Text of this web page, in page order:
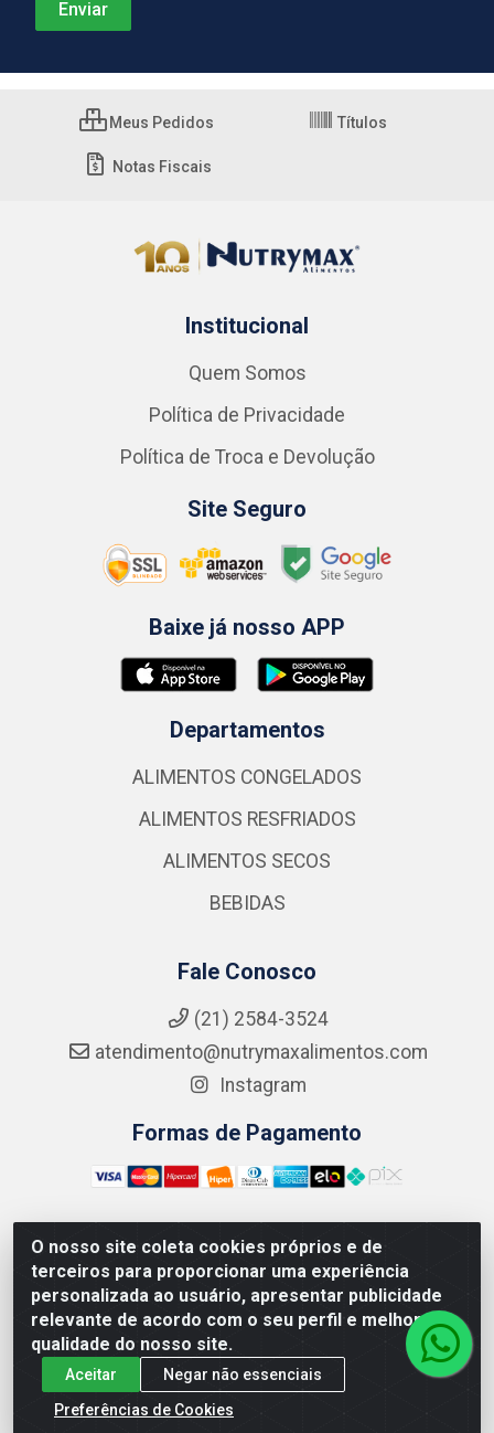
O nosso site coleta cookies próprios e de
terceiros para proporcionar uma experiência
personalizada ao usuário, apresentar publicidade
relevante de acordo com o seu perfil e melhorar a
qualidade do nosso site.
Aceitar
Negar não essenciais
Preferências de Cookies
Meus Pedidos Títulos
Notas Fiscais
Institucional
Quem Somos
Política de Privacidade
Política de Troca e Devolução
Site Seguro
Baixe já nosso APP
Departamentos
ALIMENTOS CONGELADOS
ALIMENTOS RESFRIADOS
ALIMENTOS SECOS
BEBIDAS
Fale Conosco
(21) 2584-3524
atendimento@nutrymaxalimentos.com
Instagram
Formas de Pagamento
NUTRY MAX COMÉRCIO DE PRODUTOS ALIMENTICIOS
LTDA - RUA DO FEIJÃO, 721 PENHA CIRCULAR/RJ -
CNPJ: 15.796.122/0001-03